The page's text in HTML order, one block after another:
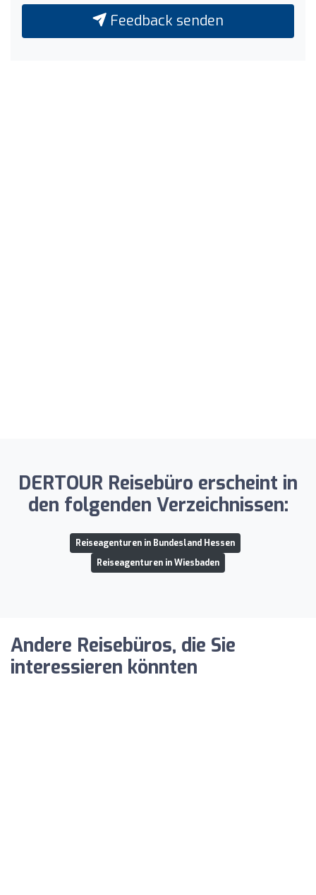
Feedback senden
DERTOUR Reisebüro erscheint in
den folgenden Verzeichnissen:
Reiseagenturen in Bundesland Hessen
Reiseagenturen in Wiesbaden
Andere Reisebüros, die Sie
interessieren könnten